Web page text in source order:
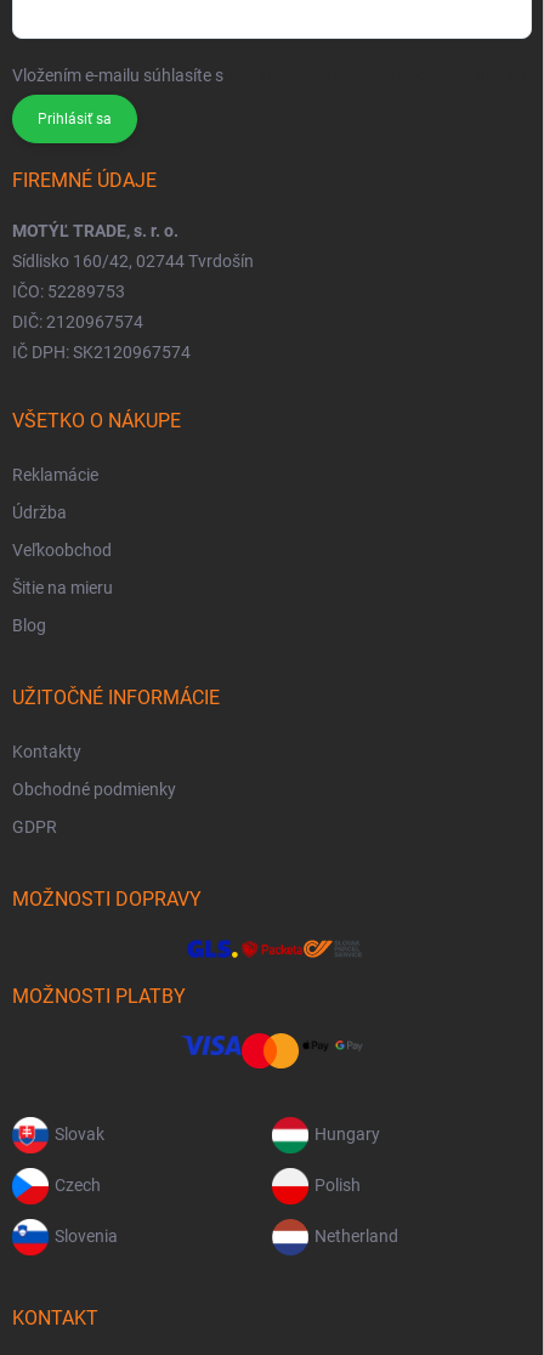
Vložením e-mailu súhlasíte s
Prihlásiť sa
FIREMNÉ ÚDAJE
MOTÝĽ TRADE, s. r. o.
Sídlisko 160/42, 02744 Tvrdošín
IČO: 52289753
DIČ: 2120967574
IČ DPH: SK2120967574
VŠETKO O NÁKUPE
Reklamácie
Údržba
Veľkoobchod
Šitie na mieru
Blog
UŽITOČNÉ INFORMÁCIE
Kontakty
Obchodné podmienky
GDPR
MOŽNOSTI DOPRAVY
MOŽNOSTI PLATBY
Slovak Hungary
Czech Polish
Slovenia Netherland
KONTAKT